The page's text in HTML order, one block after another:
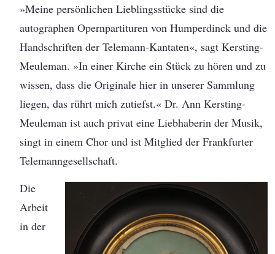
»Meine persönlichen Lieblingsstücke sind die
autographen Opernpartituren von Humperdinck und die
Handschriften der Telemann-Kantaten«, sagt Kersting-
Meuleman. »In einer Kirche ein Stück zu hören und zu
wissen, dass die Originale hier in unserer Sammlung
liegen, das rührt mich zutiefst.« Dr. Ann Kersting-
Meuleman ist auch privat eine Liebhaberin der Musik,
singt in einem Chor und ist Mitglied der Frankfurter
Telemanngesellschaft.
Die
Arbeit
in der